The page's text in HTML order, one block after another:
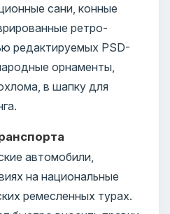
сани, конные
ретро-
редактируемых PSD-
орнаменты,
в шапку для
автомобили,
на национальные
ремесленных турах.